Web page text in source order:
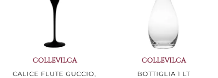
COLLEVILCA
CALICE FLUTE GUCCIO,
COLLEVILCA
BOTTIGLIA 1 LT